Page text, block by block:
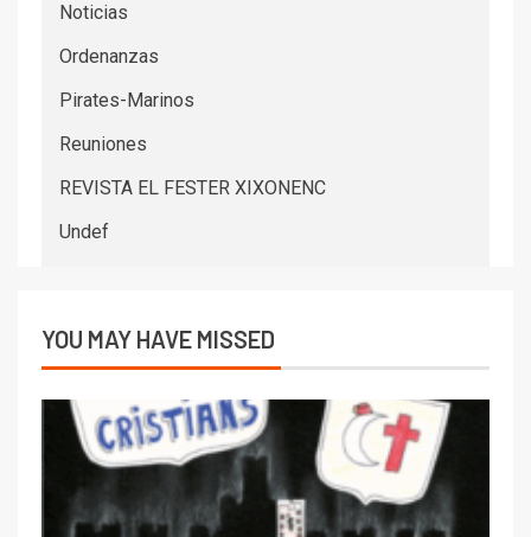
Noticias
Ordenanzas
Pirates-Marinos
Reuniones
REVISTA EL FESTER XIXONENC
Undef
YOU MAY HAVE MISSED